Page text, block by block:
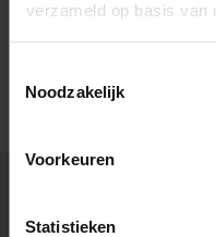
verzameld op basis van
Noodzakelijk
Voorkeuren
Statistieken